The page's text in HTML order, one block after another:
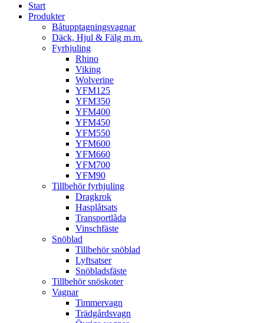
Start
Produkter
Båtupptagningsvagnar
Däck, Hjul & Fälg m.m.
Fyrhjuling
Rhino
Viking
Wolverine
YFM125
YFM350
YFM400
YFM450
YFM550
YFM600
YFM660
YFM700
YFM90
Tillbehör fyrhjuling
Dragkrok
Hasplåtsats
Transportlåda
Vinschfäste
Snöblad
Tillbehör snöblad
Lyftsatser
Snöbladsfäste
Tillbehör snöskoter
Vagnar
Timmervagn
Trädgårdsvagn